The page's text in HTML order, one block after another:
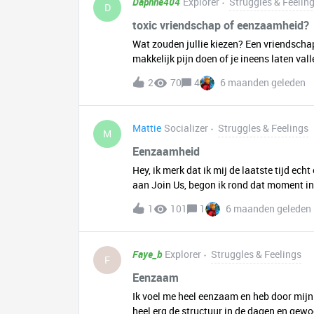
D
toxic vriendschap of eenzaamheid?
Wat zouden jullie kiezen? Een
makkelijk pijn doen of je ineens laten
heel close. We grapte altijd dat we
mensen weleens pijn maar dat was
groep waardoor ze er nu uit is. Maar
is de vraag gaan we terug naar het oude
maken is nog niet zo makkelijk. Mensen
weet dat die persoon het ook mist en
wil. Misschien dat i
2 70 4 6 maanden geleden
M Mattie Socializer Struggles & Feelings
Eenzaamheid
Hey, ik merk dat ik mij de laatste tijd
aan Join Us, begon ik rond dat moment
met Join Us. Het ging heel lang goed,
en had ik weer het gevoel dat ik er alleen
genoeg het gevoel gehad dat ik aan de
1 101 1 6 maanden geleden
F Faye_b Explorer Struggles & Feelings
Eenzaam
Ik voel me heel eenzaam en heb door
heel erg de structuur in de dagen en